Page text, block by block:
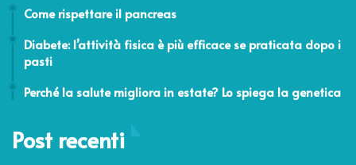
Come rispettare il pancreas
Diabete: l’attività fisica è più efficace se praticata dopo i
pasti
Perché la salute migliora in estate? Lo spiega la genetica
Post recenti